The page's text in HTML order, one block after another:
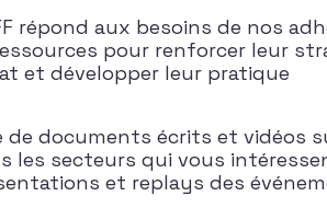
répond aux besoins de nos
pour renforcer leur
et développer leur pratique
de documents écrits et vidéos
les secteurs qui vous
et replays des